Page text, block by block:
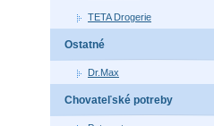
TETA Drogerie
Ostatné
Dr.Max
Chovateľské potreby